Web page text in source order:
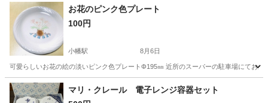
愛知 名古屋市 津島駅 生活雑貨
お花のピンク色プレート
100円
小幡駅 8月6日
可愛らしいお花の絵の淡いピンク色プレートΦ195㎜ 近所のスーパーの駐車場にてお
愛知 名古屋市 小幡駅 ピンク色
マリ・クレール 電子レンジ容器セット